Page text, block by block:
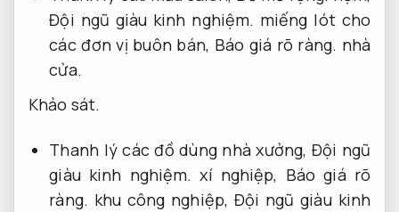
Đội ngũ giàu kinh nghiệm. miếng lót cho
các đơn vị buôn bán, Báo giá rõ ràng. nhà
cửa.
Khảo sát.
Thanh lý các đồ dùng nhà xưởng, Đội ngũ
giàu kinh nghiệm. xí nghiệp, Báo giá rõ
ràng. khu công nghiệp, Đội ngũ giàu kinh